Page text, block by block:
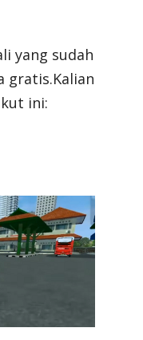
yang sudah
gratis.Kalian
ini: